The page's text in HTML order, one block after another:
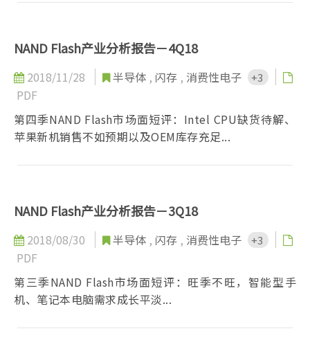
NAND Flash产业分析报告－4Q18
2018/11/28 半导体 , 闪存 , 消费性电子 +3
PDF
第四季NAND Flash市场面短评：Intel CPU缺货待解、
苹果新机销售不如预期以及OEM库存充足...
NAND Flash产业分析报告－3Q18
2018/08/30 半导体 , 闪存 , 消费性电子 +3
PDF
第三季NAND Flash市场面短评：旺季不旺，智能型手
机、笔记本电脑需求成长平淡...